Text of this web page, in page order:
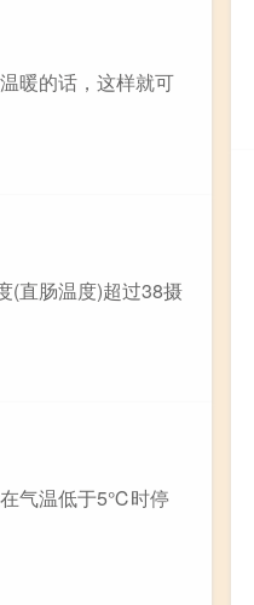
暖的话，这样就可
(直肠温度)超过38摄
在气温低于5℃时停